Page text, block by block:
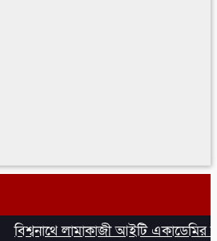
বিশ্বনাথে লামাকাজী আইটি একাডেমির